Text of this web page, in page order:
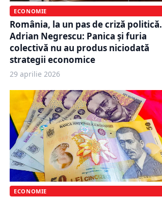
ECONOMIE
România, la un pas de criză politică.
Adrian Negrescu: Panica și furia
colectivă nu au produs niciodată
strategii economice
29 aprilie 2026
ECONOMIE